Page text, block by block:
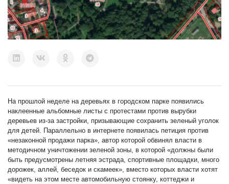
На прошлой неделе на деревьях в городском парке появились
наклеенные альбомные листы с протестами против вырубки
деревьев из-за застройки, призывающие сохранить зеленый уголок
для детей. Параллельно в интернете появилась петиция против
«незаконной продажи парка», автор которой обвинял власти в
методичном уничтожении зеленой зоны, в которой «должны были
быть предусмотрены летняя эстрада, спортивные площадки, много
дорожек, аллей, беседок и скамеек», вместо которых власти хотят
«видеть на этом месте автомобильную стоянку, коттеджи и